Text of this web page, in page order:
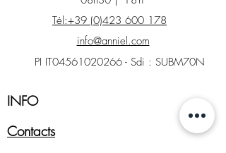
Tél:+39 (0)423 600 178
info@anniel.com
PI IT04561020266 - Sdi : SUBM70N
INFO
Contacts